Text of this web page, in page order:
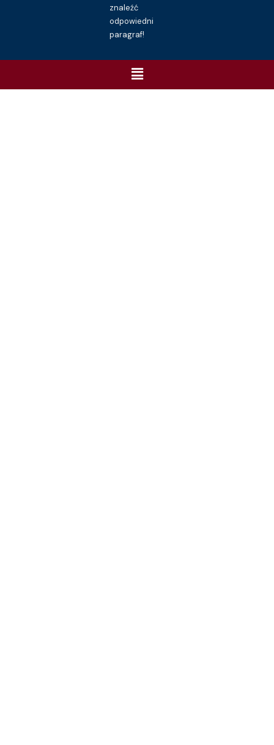
znaleźć
odpowiedni
paragraf!
Menu